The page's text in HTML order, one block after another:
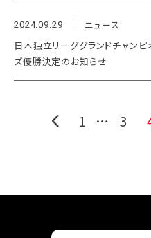
2024.09.29
ニュース
日本独立リーググランドチャン
ズ優勝決定のお知らせ
1 … 3